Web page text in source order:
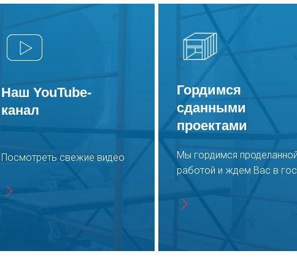
Наш YouTube-
канал
Посмотреть свежие видео
Гордимся
сданными
проектами
Мы гордимся
работой и ждем Вас в